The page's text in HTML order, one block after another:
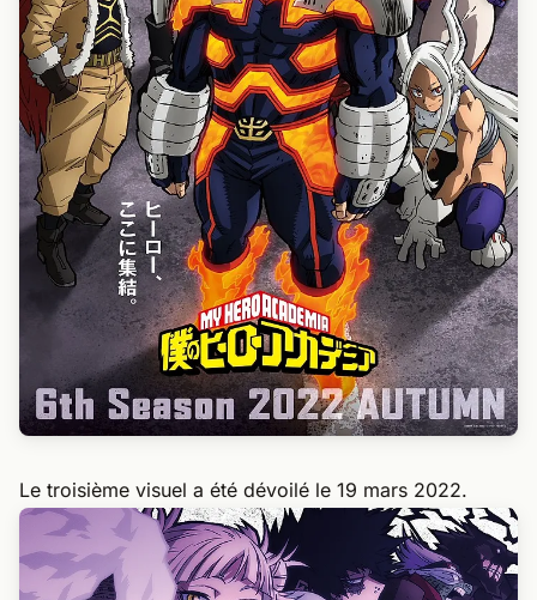
Le troisième visuel a été dévoilé le 19 mars 2022.